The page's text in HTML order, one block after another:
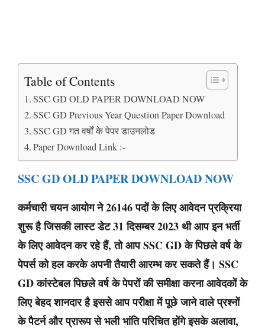
Table of Contents
SSC GD OLD PAPER DOWNLOAD NOW
SSC GD Previous Year Question Paper Download
SSC GD गत वर्षों के पेपर डाउनलोड
Paper Download Link :-
SSC GD OLD PAPER DOWNLOAD NOW
कर्मचारी चयन आयोग ने 26146 पदों के लिए आवेदन प्रक्रिया
शुरू है जिसकी लास्ट डेट 31 दिसम्बर 2023 थी आप इन भर्ती
के लिए आवेदन कर रहे हैं, तो आप SSC GD के पिछले वर्ष के
पेपर्स को हल करके अपनी तैयारी आरम्भ कर सकते हैं। SSC
GD कांस्टेबल पिछले वर्ष के पेपरों की समीक्षा करना आवेदकों के
लिए बेहद शानदार है इससे आप परीक्षा में पूछे जाने वाले प्रश्नों
के पैटर्न और प्रारूप से भली भांति परिचित होंगे इसके अलावा,